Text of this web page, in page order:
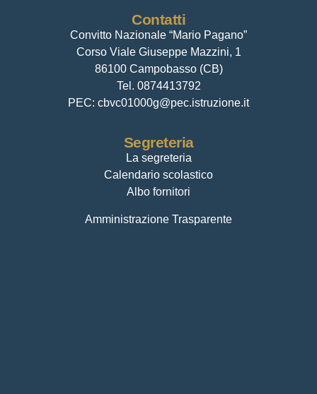
Contatti
Convitto Nazionale “Mario Pagano”
Corso Viale Giuseppe Mazzini, 1
86100 Campobasso (CB)
Tel. 0874413792
PEC: cbvc01000g@pec.istruzione.it
Segreteria
La segreteria
Calendario scolastico
Albo fornitori
Amministrazione Trasparente